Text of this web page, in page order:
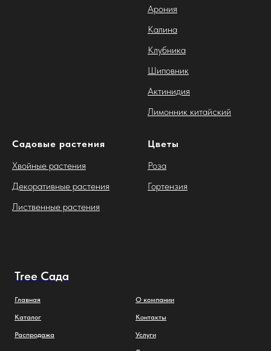
Арония
Калина
Клубника
Шиповник
Актинидия
Лимонник китайский
Садовые растения
Хвойные растения
Декоративные растения
Лиственные растения
Цветы
Роза
Гортензия
Tree Сада
Главная
Каталог
Распродажа
О компании
Контакты
Услуги